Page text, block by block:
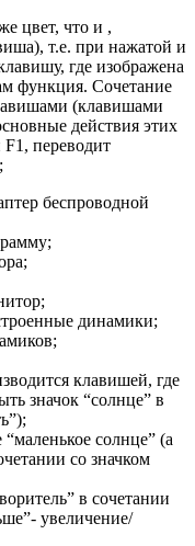
цвет, что и ,
т.е. при нажатой и
где изображена
функция. Сочетание
(клавишами
действия этих
переводит
беспроводной
динамики;
клавишей, где
значок “солнце” в
солнце” (а
со значком
в сочетании
увеличение/